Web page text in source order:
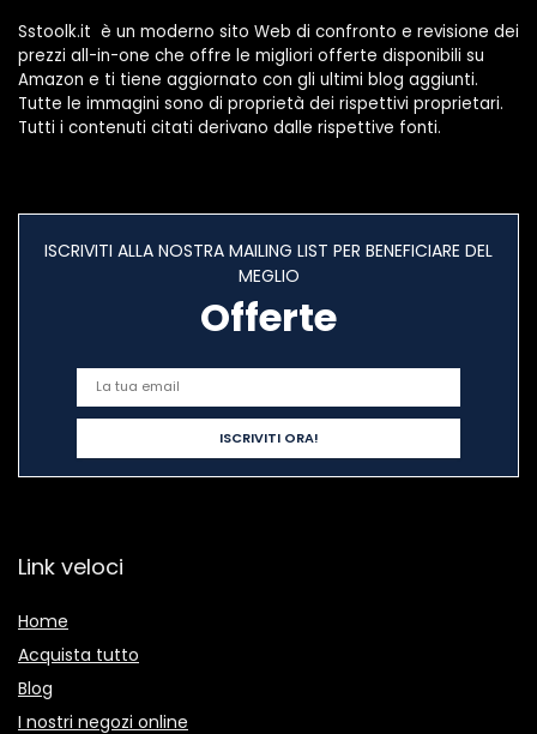
Sstoolk.it è un moderno sito Web di confronto e revisione dei
prezzi all-in-one che offre le migliori offerte disponibili su
Amazon e ti tiene aggiornato con gli ultimi blog aggiunti.
Tutte le immagini sono di proprietà dei rispettivi proprietari.
Tutti i contenuti citati derivano dalle rispettive fonti.
ISCRIVITI ALLA NOSTRA MAILING LIST PER BENEFICIARE DEL
MEGLIO
Offerte
Link veloci
Home
Acquista tutto
Blog
I nostri negozi online